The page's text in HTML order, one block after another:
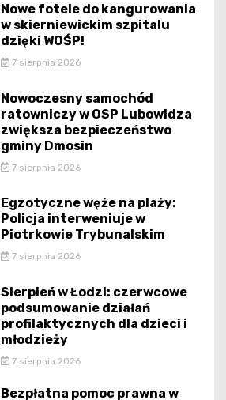
Nowe fotele do kangurowania
w skierniewickim szpitalu
dzięki WOŚP!
7 sierpnia 2026
Nowoczesny samochód
ratowniczy w OSP Lubowidza
zwiększa bezpieczeństwo
gminy Dmosin
7 sierpnia 2026
Egzotyczne węże na plaży:
Policja interweniuje w
Piotrkowie Trybunalskim
7 sierpnia 2026
Sierpień w Łodzi: czerwcowe
podsumowanie działań
profilaktycznych dla dzieci i
młodzieży
7 sierpnia 2026
Bezpłatna pomoc prawna w